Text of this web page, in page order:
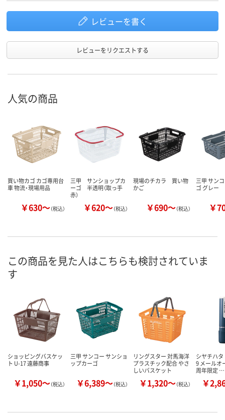
レビューを書く
レビューをリクエストする
人気の商品
買い物カゴ カゴ専用台
車 物流・現場用品
￥630～（税込）
三甲 サンショップカ
ーゴ 半透明（取っ手
赤）
￥620～（税込）
現場のチカラ 買い物
かご
￥690～（税込）
三甲 サン
ゴ グレー
￥
この商品を見た人はこちらも検討されていま
す
ショッピングバスケッ
ト U-17 遠藤商事
￥1,050～（税込）
三甲 サンコー サンショ
ップカーゴ
￥6,389～（税込）
リングスター 対馬海洋
プラスチック配合 やさ
しいバスケット
￥1,320～（税込）
シヤチハ
9 メールオ
周年限定 …
￥